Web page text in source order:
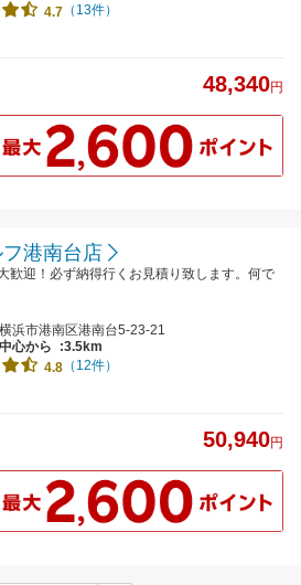
4.7 （13件）
48,340円
港南台店
歓迎！必ず納得行くお見積り致します。何で
浜市港南区港南台5-23-21
心から
:3.5km
4.8 （12件）
50,940円